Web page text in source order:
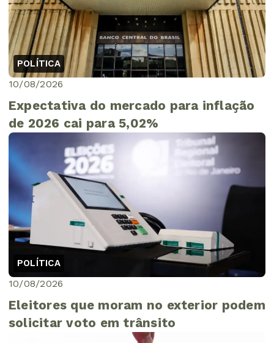
POLÍTICA
10/08/2026
Expectativa do mercado para inflação
de 2026 cai para 5,02%
POLÍTICA
10/08/2026
Eleitores que moram no exterior podem
solicitar voto em trânsito